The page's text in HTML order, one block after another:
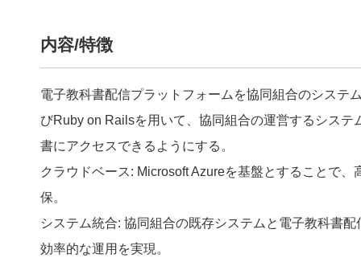
内容/特徴
電子教科書配信プラットフォームを協同組合のシステ
びRuby on Railsを用いて、協同組合の運営するシス
書にアクセスできるようにする。
クラウドベース: Microsoft Azureを基盤とすることで
保。
システム統合: 協同組合の既存システムと電子教科書
効率的な運用を実現。